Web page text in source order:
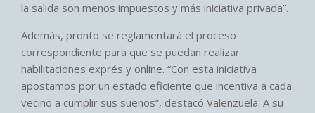
la salida son menos impuestos y más iniciativa privada”.
Además, pronto se reglamentará el proceso
correspondiente para que se puedan realizar
habilitaciones exprés y online. “Con esta iniciativa
apostamos por un estado eficiente que incentiva a cada
vecino a cumplir sus sueños”, destacó Valenzuela. A su